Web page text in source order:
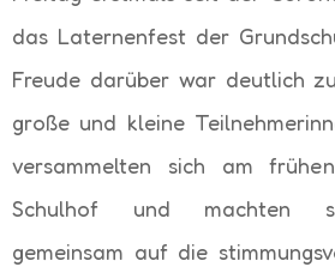
das Laternenfest der
Freude darüber war deutlich
große und kleine
versammelten sich am
Schulhof und machten
gemeinsam auf die